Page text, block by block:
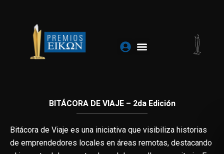
contenido
BITÁCORA DE VIAJE – 2da Edición
Bitácora de Viaje es una iniciativa que visibiliza historias
de emprendedores locales en áreas remotas, destacando